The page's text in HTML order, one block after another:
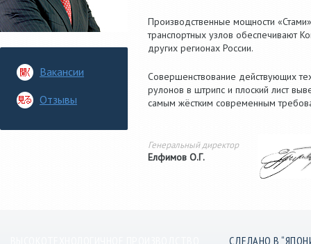
Вакансии
Отзывы
Производственные мощности
транспортных узлов обеспечивают
других регионах России.
Совершенствование действующих
рулонов в штрипс и плоский лист
самым жёстким современным
Генеральный директор
Елфимов О.Г.
СДЕЛАНО В